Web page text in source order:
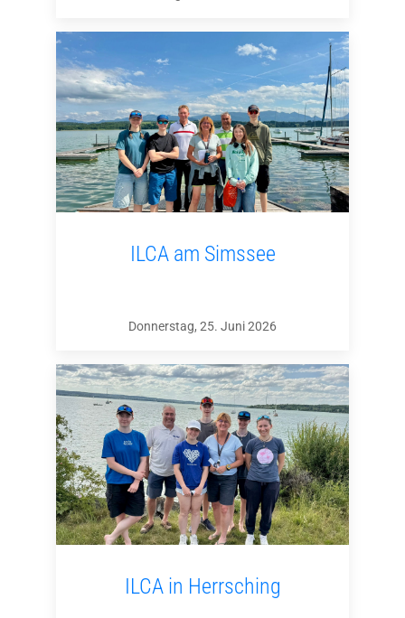
ILCA am Simssee
Donnerstag, 25. Juni 2026
ILCA in Herrsching